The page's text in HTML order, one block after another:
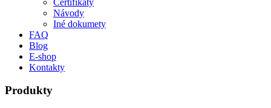
Návody
Iné dokumety
FAQ
Blog
E-shop
Kontakty
Produkty